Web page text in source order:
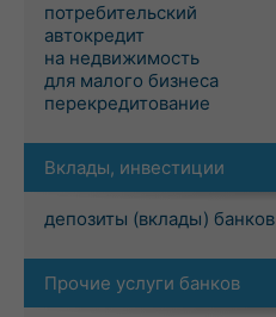
потребительский
автокредит
на недвижимость
для малого бизнеса
перекредитование
Вклады, инвестиции
депозиты (вклады) банков
Прочие услуги банков